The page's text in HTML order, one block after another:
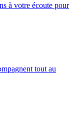
à votre écoute pour
tout au